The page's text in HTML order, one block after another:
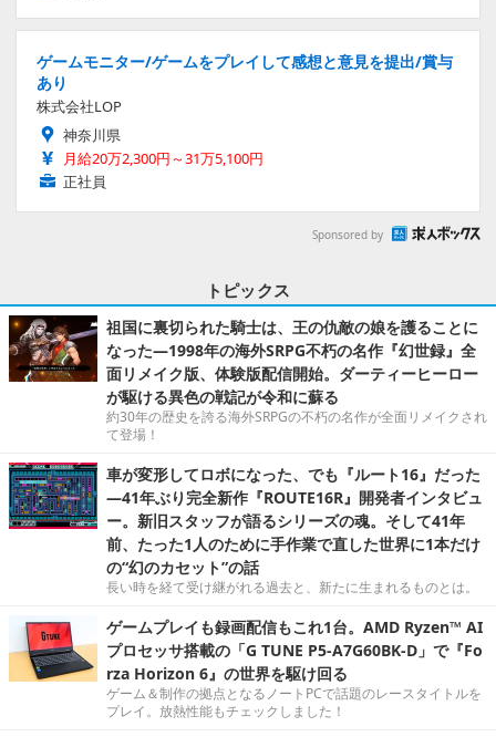
ゲームモニター/ゲームをプレイして感想と意見を提出/賞与
あり
株式会社LOP
神奈川県
月給20万2,300円～31万5,100円
正社員
Sponsored by
トピックス
祖国に裏切られた騎士は、王の仇敵の娘を護ることに
なった―1998年の海外SRPG不朽の名作『幻世録』全
面リメイク版、体験版配信開始。ダーティーヒーロー
が駆ける異色の戦記が令和に蘇る
約30年の歴史を誇る海外SRPGの不朽の名作が全面リメイクされ
て登場！
車が変形してロボになった、でも『ルート16』だった
―41年ぶり完全新作『ROUTE16R』開発者インタビュ
ー。新旧スタッフが語るシリーズの魂。そして41年
前、たった1人のために手作業で直した世界に1本だけ
の“幻のカセット”の話
長い時を経て受け継がれる過去と、新たに生まれるものとは。
ゲームプレイも録画配信もこれ1台。AMD Ryzen™ AI
プロセッサ搭載の「G TUNE P5-A7G60BK-D」で『Fo
rza Horizon 6』の世界を駆け回る
ゲーム＆制作の拠点となるノートPCで話題のレースタイトルを
プレイ。放熱性能もチェックしました！